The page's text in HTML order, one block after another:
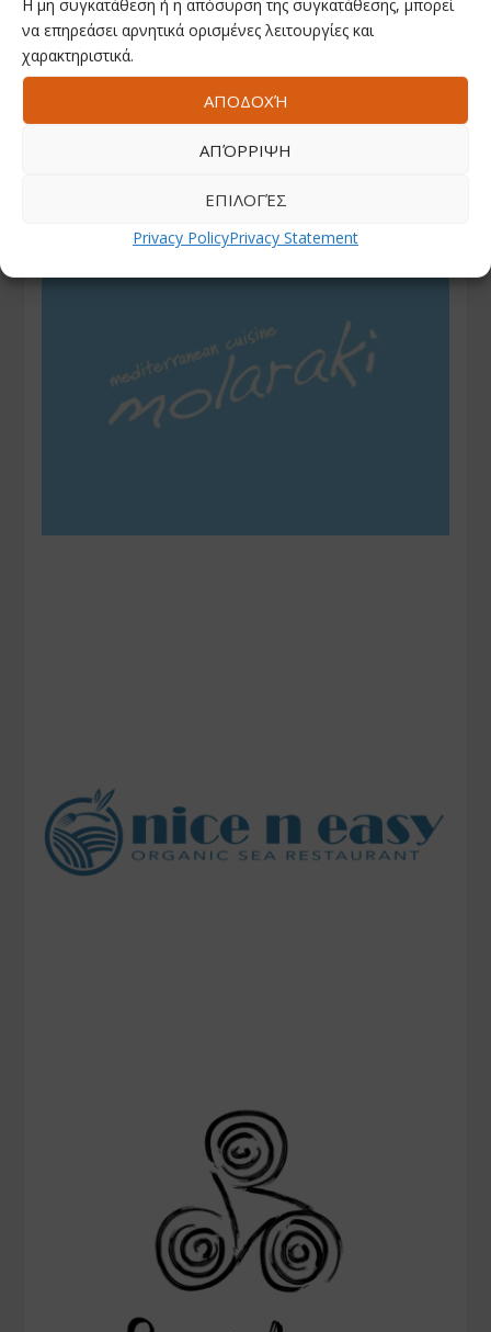
Η μη συγκατάθεση ή η απόσυρση της συγκατάθεσης, μπορεί
να επηρεάσει αρνητικά ορισμένες λειτουργίες και
χαρακτηριστικά.
ΑΠΟΔΟΧΉ
ΑΠΌΡΡΙΨΗ
ΕΠΙΛΟΓΈΣ
Privacy PolicyPrivacy Statement